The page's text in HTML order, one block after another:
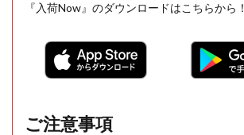
『入荷Now』のダウンロードはこちらから！
ご注意事項